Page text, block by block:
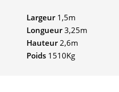
Largeur1,5m
Longueur3,25m
Hauteur2,6m
Poids 1510Kg